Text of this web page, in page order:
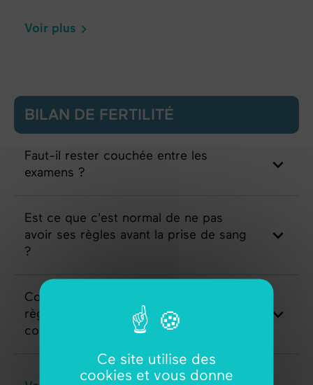
Voir plus
BILAN DE FERTILITÉ
Faut-il rester couchée entre les
examens ?
Est ce que c'est normal de ne pas
avoir ses règles avant la prise de sang
?
Combien de temps après le début des
règles la première échographie de
contrôle a lieu ?
Ce site utilise des
cookies et vous donne